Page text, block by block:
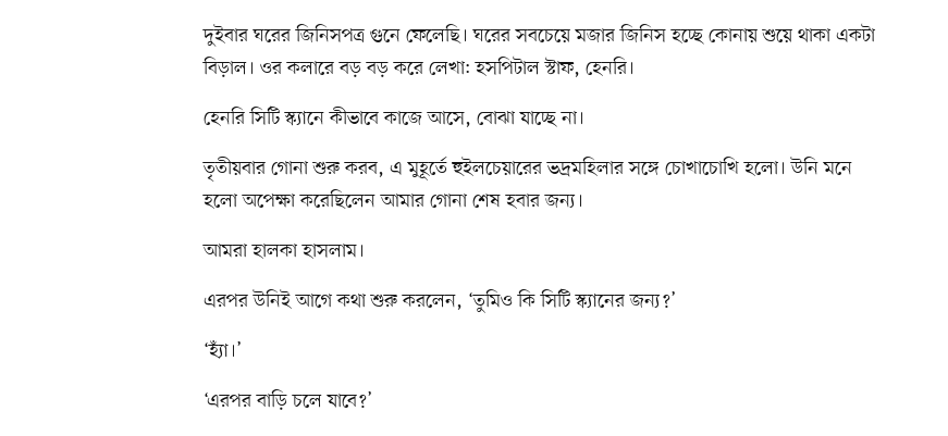
দুইবার ঘরের জিনিসপত্র গুনে ফেলেছি। ঘরের সবচেয়ে মজার জিনিস হচ্ছে কোনায় শুয়ে থাকা একটা
বিড়াল। ওর কলারে বড় বড় করে লেখা: হসপিটাল স্টাফ, হেনরি।
হেনরি সিটি স্ক্যানে কীভাবে কাজে আসে, বোঝা যাচ্ছে না।
তৃতীয়বার গোনা শুরু করব, এ মুহূর্তে হুইলচেয়ারের ভদ্রমহিলার সঙ্গে চোখাচোখি হলো। উনি মনে
হলো অপেক্ষা করেছিলেন আমার গোনা শেষ হবার জন্য।
আমরা হালকা হাসলাম।
এরপর উনিই আগে কথা শুরু করলেন, ‘তুমিও কি সিটি স্ক্যানের জন্য?’
‘হ্যাঁ।’
‘এরপর বাড়ি চলে যাবে?’